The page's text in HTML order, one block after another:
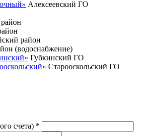
Алексеевский ГО
район
(водоснабжение)
Губкинский ГО
Старооскольский ГО
счета) *